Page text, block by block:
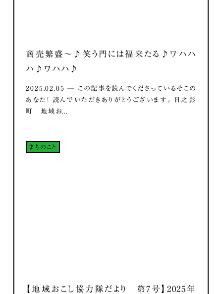
商売繁盛～♪笑う門には福来たる♪ワハハ
ハ♪ワハハ♪
2025.02.05 ― この記事を読んでくださっているそこの
あなた！ 読んでいただきありがとうございます。 日之影
町 地域お...
まちのこと
【地域おこし協力隊だより 第7号】2025年